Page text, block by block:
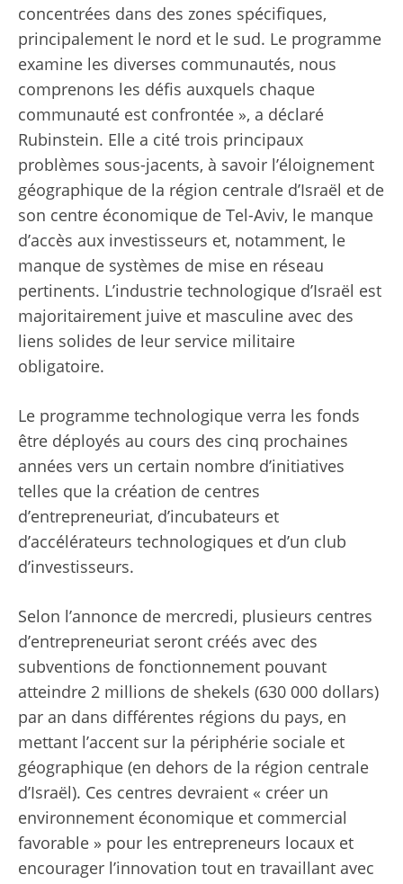
concentrées dans des zones spécifiques,
principalement le nord et le sud. Le programme
examine les diverses communautés, nous
comprenons les défis auxquels chaque
communauté est confrontée », a déclaré
Rubinstein. Elle a cité trois principaux
problèmes sous-jacents, à savoir l’éloignement
géographique de la région centrale d’Israël et de
son centre économique de Tel-Aviv, le manque
d’accès aux investisseurs et, notamment, le
manque de systèmes de mise en réseau
pertinents. L’industrie technologique d’Israël est
majoritairement juive et masculine avec des
liens solides de leur service militaire
obligatoire.
Le programme technologique verra les fonds
être déployés au cours des cinq prochaines
années vers un certain nombre d’initiatives
telles que la création de centres
d’entrepreneuriat, d’incubateurs et
d’accélérateurs technologiques et d’un club
d’investisseurs.
Selon l’annonce de mercredi, plusieurs centres
d’entrepreneuriat seront créés avec des
subventions de fonctionnement pouvant
atteindre 2 millions de shekels (630 000 dollars)
par an dans différentes régions du pays, en
mettant l’accent sur la périphérie sociale et
géographique (en dehors de la région centrale
d’Israël). Ces centres devraient « créer un
environnement économique et commercial
favorable » pour les entrepreneurs locaux et
encourager l’innovation tout en travaillant avec